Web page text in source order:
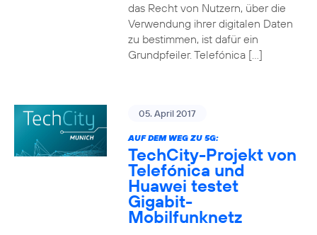
das Recht von Nutzern, über die
Verwendung ihrer digitalen Daten
zu bestimmen, ist dafür ein
Grundpfeiler. Telefónica […]
05. April 2017
AUF DEM WEG ZU 5G:
TechCity-Projekt von
Telefónica und
Huawei testet
Gigabit-
Mobilfunknetz